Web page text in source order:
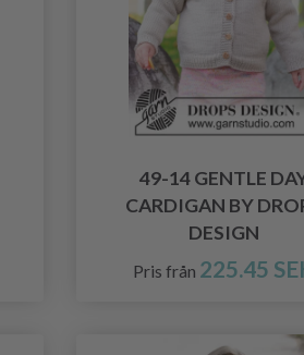
49-14 GENTLE
CARDIGAN BY
DESIGN
Pris från 225.45